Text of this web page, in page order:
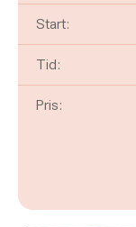
Start:
Tid:
Pris: